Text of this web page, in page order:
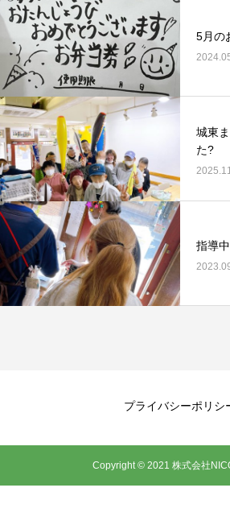
5月の
城東
た?
指導
プライバシーポリシ
Copyright © 2021 株式会社